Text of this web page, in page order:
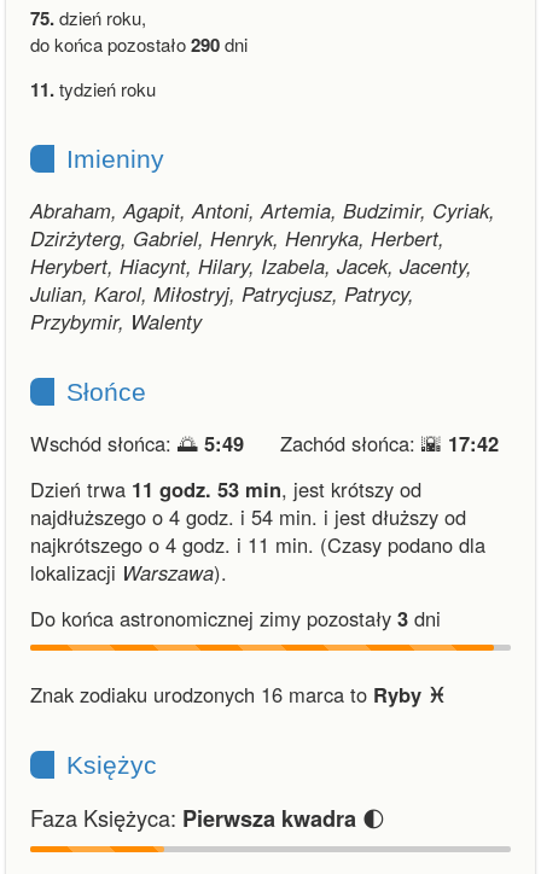
75.dzień roku,
do końca pozostało290dni
11.tydzień roku
Imieniny
Abraham, Agapit, Antoni, Artemia, Budzimir, Cyriak,
Dzirżyterg, Gabriel, Henryk, Henryka, Herbert,
Herybert, Hiacynt, Hilary, Izabela, Jacek, Jacenty,
Julian, Karol, Miłostryj, Patrycjusz, Patrycy,
Przybymir, Walenty
Słońce
Wschód słońca: 🌅 5:49 Zachód słońca: 🌇 17:42
Dzień trwa 11 godz. 53 min, jest krótszy od
najdłuższego o 4 godz. i 54 min. i jest dłuższy od
najkrótszego o 4 godz. i 11 min. (Czasy podano dla
lokalizacji Warszawa).
Do końca astronomicznej zimy pozostały 3 dni
Znak zodiaku urodzonych 16 marca to Ryby ♓︎
Księżyc
Faza Księżyca: Pierwsza kwadra 🌓